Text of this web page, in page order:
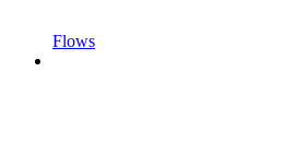
Flows